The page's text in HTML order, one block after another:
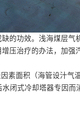
的功效。浅海煤层气
压治疗的办法，加强
素面积（海管设汁气
闭式冷却塔器专因而